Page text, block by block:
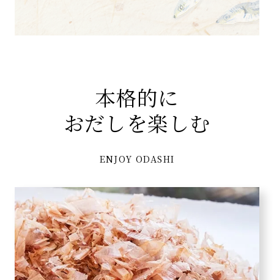
本格的に
おだしを楽しむ
ENJOY ODASHI